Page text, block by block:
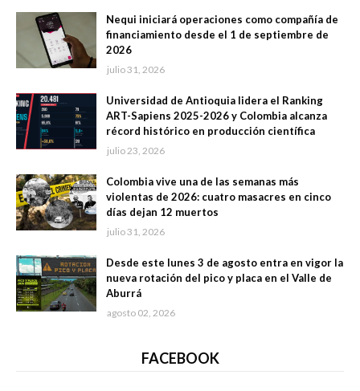
Nequi iniciará operaciones como compañía de
financiamiento desde el 1 de septiembre de
2026
julio 31, 2026
Universidad de Antioquia lidera el Ranking
ART-Sapiens 2025-2026 y Colombia alcanza
récord histórico en producción científica
julio 23, 2026
Colombia vive una de las semanas más
violentas de 2026: cuatro masacres en cinco
días dejan 12 muertos
julio 31, 2026
Desde este lunes 3 de agosto entra en vigor la
nueva rotación del pico y placa en el Valle de
Aburrá
agosto 02, 2026
FACEBOOK